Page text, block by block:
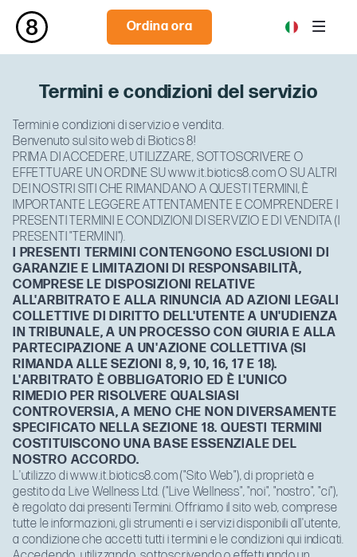
Ordina ora
Termini e condizioni del servizio
Termini e condizioni di servizio e vendita.
Benvenuto sul sito web di Biotics 8!
PRIMA DI ACCEDERE, UTILIZZARE, SOTTOSCRIVERE O
EFFETTUARE UN ORDINE SU www.it.biotics8.com O SU ALTRI
DEI NOSTRI SITI CHE RIMANDANO A QUESTI TERMINI, È
IMPORTANTE LEGGERE ATTENTAMENTE E COMPRENDERE I
PRESENTI TERMINI E CONDIZIONI DI SERVIZIO E DI VENDITA (I
PRESENTI "TERMINI").
I PRESENTI TERMINI CONTENGONO ESCLUSIONI DI
GARANZIE E LIMITAZIONI DI RESPONSABILITÀ,
COMPRESE LE DISPOSIZIONI RELATIVE
ALL'ARBITRATO E ALLA RINUNCIA AD AZIONI LEGALI
COLLETTIVE DI DIRITTO DELL'UTENTE A UN'UDIENZA
IN TRIBUNALE, A UN PROCESSO CON GIURIA E ALLA
PARTECIPAZIONE A UN'AZIONE COLLETTIVA (SI
RIMANDA ALLE SEZIONI 8, 9, 10, 16, 17 E 18).
L'ARBITRATO È OBBLIGATORIO ED È L'UNICO
RIMEDIO PER RISOLVERE QUALSIASI
CONTROVERSIA, A MENO CHE NON DIVERSAMENTE
SPECIFICATO NELLA SEZIONE 18. QUESTI TERMINI
COSTITUISCONO UNA BASE ESSENZIALE DEL
NOSTRO ACCORDO.
L'utilizzo di www.it.biotics8.com ("Sito Web"), di proprietà e
gestito da Live Wellness Ltd. ("Live Wellness", "noi", "nostro", "ci"),
è regolato dai presenti Termini. Offriamo il sito web, comprese
tutte le informazioni, gli strumenti e i servizi disponibili all'utente,
a condizione che accetti tutti i termini e le condizioni qui indicati.